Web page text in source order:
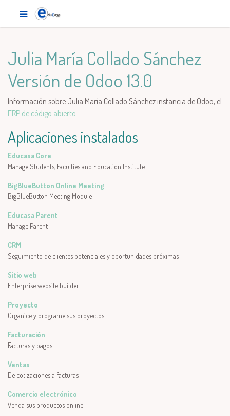
Julia María Collado Sánchez
Versión de Odoo 13.0
Información sobre Julia María Collado Sánchez instancia de Odoo, el
ERP de código abierto.
Aplicaciones instalados
Educasa Core
Manage Students, Faculties and Education Institute
BigBlueButton Online Meeting
BigBlueButton Meeting Module
Educasa Parent
Manage Parent
CRM
Seguimiento de clientes potenciales y oportunidades próximas
Sitio web
Enterprise website builder
Proyecto
Organice y programe sus proyectos
Facturación
Facturas y pagos
Ventas
De cotizaciones a facturas
Comercio electrónico
Venda sus productos online